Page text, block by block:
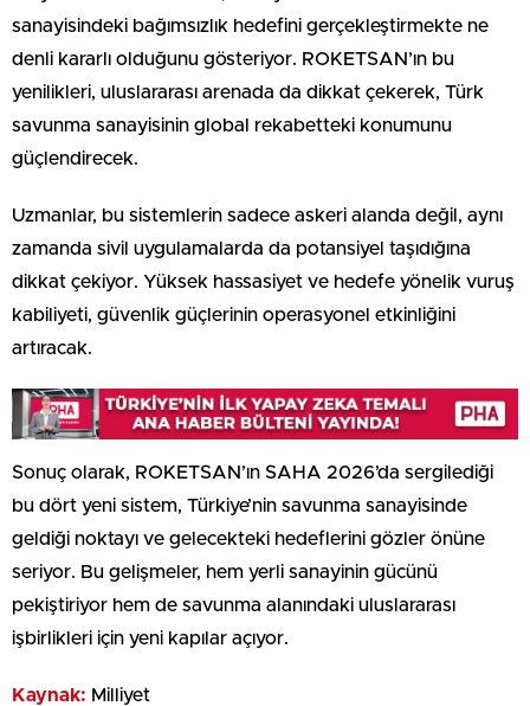
sanayisindeki bağımsızlık hedefini gerçekleştirmekte ne
denli kararlı olduğunu gösteriyor. ROKETSAN’ın bu
yenilikleri, uluslararası arenada da dikkat çekerek, Türk
savunma sanayisinin global rekabetteki konumunu
güçlendirecek.
Uzmanlar, bu sistemlerin sadece askeri alanda değil, aynı
zamanda sivil uygulamalarda da potansiyel taşıdığına
dikkat çekiyor. Yüksek hassasiyet ve hedefe yönelik vuruş
kabiliyeti, güvenlik güçlerinin operasyonel etkinliğini
artıracak.
Sonuç olarak, ROKETSAN’ın SAHA 2026’da sergilediği
bu dört yeni sistem, Türkiye’nin savunma sanayisinde
geldiği noktayı ve gelecekteki hedeflerini gözler önüne
seriyor. Bu gelişmeler, hem yerli sanayinin gücünü
pekiştiriyor hem de savunma alanındaki uluslararası
işbirlikleri için yeni kapılar açıyor.
Kaynak: Milliyet